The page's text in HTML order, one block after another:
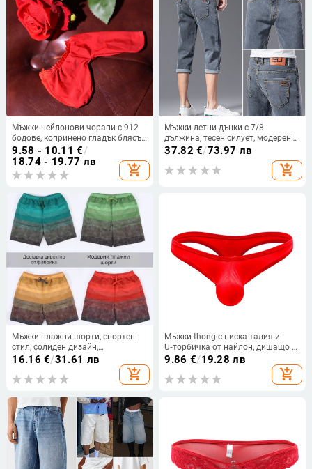
Мъжки нейлонови чорапи с 912
бодове, копринено гладък блясък,
открит интимен дизайн
9.58 - 10.11 €/
18.74 - 19.77 лв
add_shopping_cart
Мъжки летни дънки с 7/8
дължина, тесен силует, модерен
ежедневен стил, тънък деним
37.82 €/73.97 лв
add_shopping_cart
Мъжки плажни шорти, спортен
стил, солиден дизайн,
полиестерна материя, летен
16.16 €/31.61 лв
add_shopping_cart
Мъжки thong с ниска талия и
U‑торбичка от найлон, дишащо и
бързосъхнещо спортно бельо
9.86 €/19.28 лв
add_shopping_cart